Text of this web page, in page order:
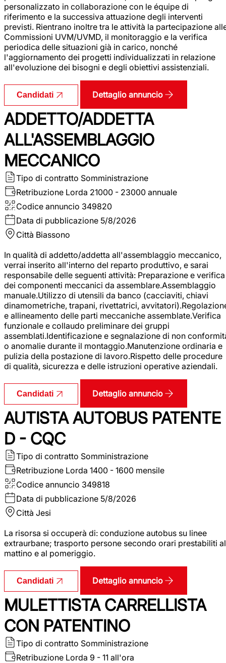
personalizzato in collaborazione con le équipe di
riferimento e la successiva attuazione degli interventi
previsti. Rientrano inoltre tra le attività la partecipazione
Commissioni UVM/UVMD, il monitoraggio e la verifica
periodica delle situazioni già in carico, nonché
l'aggiornamento dei progetti individualizzati in relazione
all'evoluzione dei bisogni e degli obiettivi assistenziali.
Candidati Dettaglio annuncio
ADDETTO/ADDETTA
ALL'ASSEMBLAGGIO
MECCANICO
Tipo di contratto Somministrazione
Retribuzione Lorda 21000 - 23000 annuale
Codice annuncio 349820
Data di pubblicazione 5/8/2026
Città Biassono
In qualità di addetto/addetta all'assemblaggio meccanico,
verrai inserito all'interno del reparto produttivo, e sarai
responsabile delle seguenti attività: Preparazione e verifica
dei componenti meccanici da assemblare.Assemblaggio
manuale.Utilizzo di utensili da banco (cacciaviti, chiavi
dinamometriche, trapani, rivettatrici,
e allineamento delle parti meccaniche assemblate.Verifica
funzionale e collaudo preliminare dei gruppi
assemblati.Identificazione e segnalazione di non
o anomalie durante il montaggio.Manutenzione ordinaria e
pulizia della postazione di lavoro.Rispetto delle procedure
di qualità, sicurezza e delle istruzioni operative aziendali.
Candidati Dettaglio annuncio
AUTISTA AUTOBUS PATENTE
D - CQC
Tipo di contratto Somministrazione
Retribuzione Lorda 1400 - 1600 mensile
Codice annuncio 349818
Data di pubblicazione 5/8/2026
Città Jesi
La risorsa si occuperà di: conduzione autobus su linee
extraurbane; trasporto persone secondo orari prestabiliti al
mattino e al pomeriggio.
Candidati Dettaglio annuncio
MULETTISTA CARRELLISTA
CON PATENTINO
Tipo di contratto Somministrazione
Retribuzione Lorda 9 - 11 all'ora